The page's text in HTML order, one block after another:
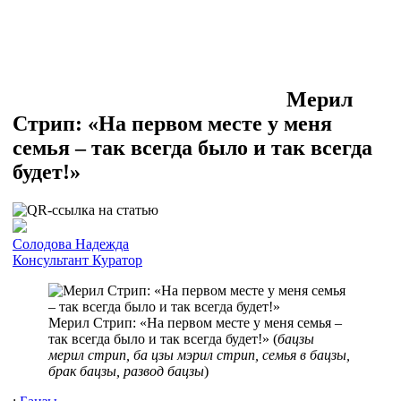
Мерил
Стрип: «На первом месте у меня
семья – так всегда было и так всегда
будет!»
Солодова Надежда
Консультант Куратор
Мерил Стрип: «На первом месте у меня семья –
так всегда было и так всегда будет!» (бацзы
мерил стрип, ба цзы мэрил стрип, семья в бацзы,
брак бацзы, развод бацзы)